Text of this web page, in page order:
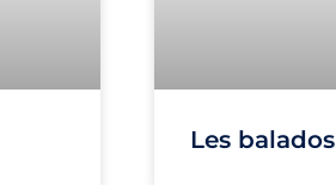
Les balados